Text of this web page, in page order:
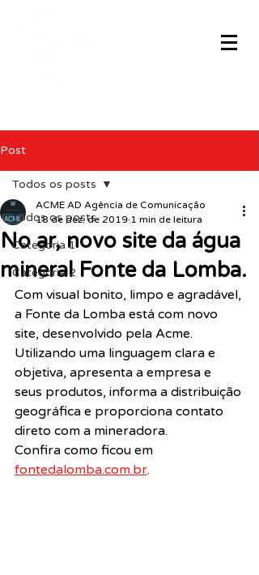
Post
Todos os posts
Categoria 1
Categoria 2
Todos os posts
No ar, novo site da água
mineral Fonte da Lomba.
ACME AD Agência de Comunicação
18 de dez. de 2019 1 min de leitura
Com visual bonito, limpo e agradável,
a Fonte da Lomba está com novo
site, desenvolvido pela Acme.
Utilizando uma linguagem clara e
objetiva, apresenta a empresa e
seus produtos, informa a distribuição
geográfica e proporciona contato
direto com a mineradora.
Confira como ficou em
fontedalomba.com.br.